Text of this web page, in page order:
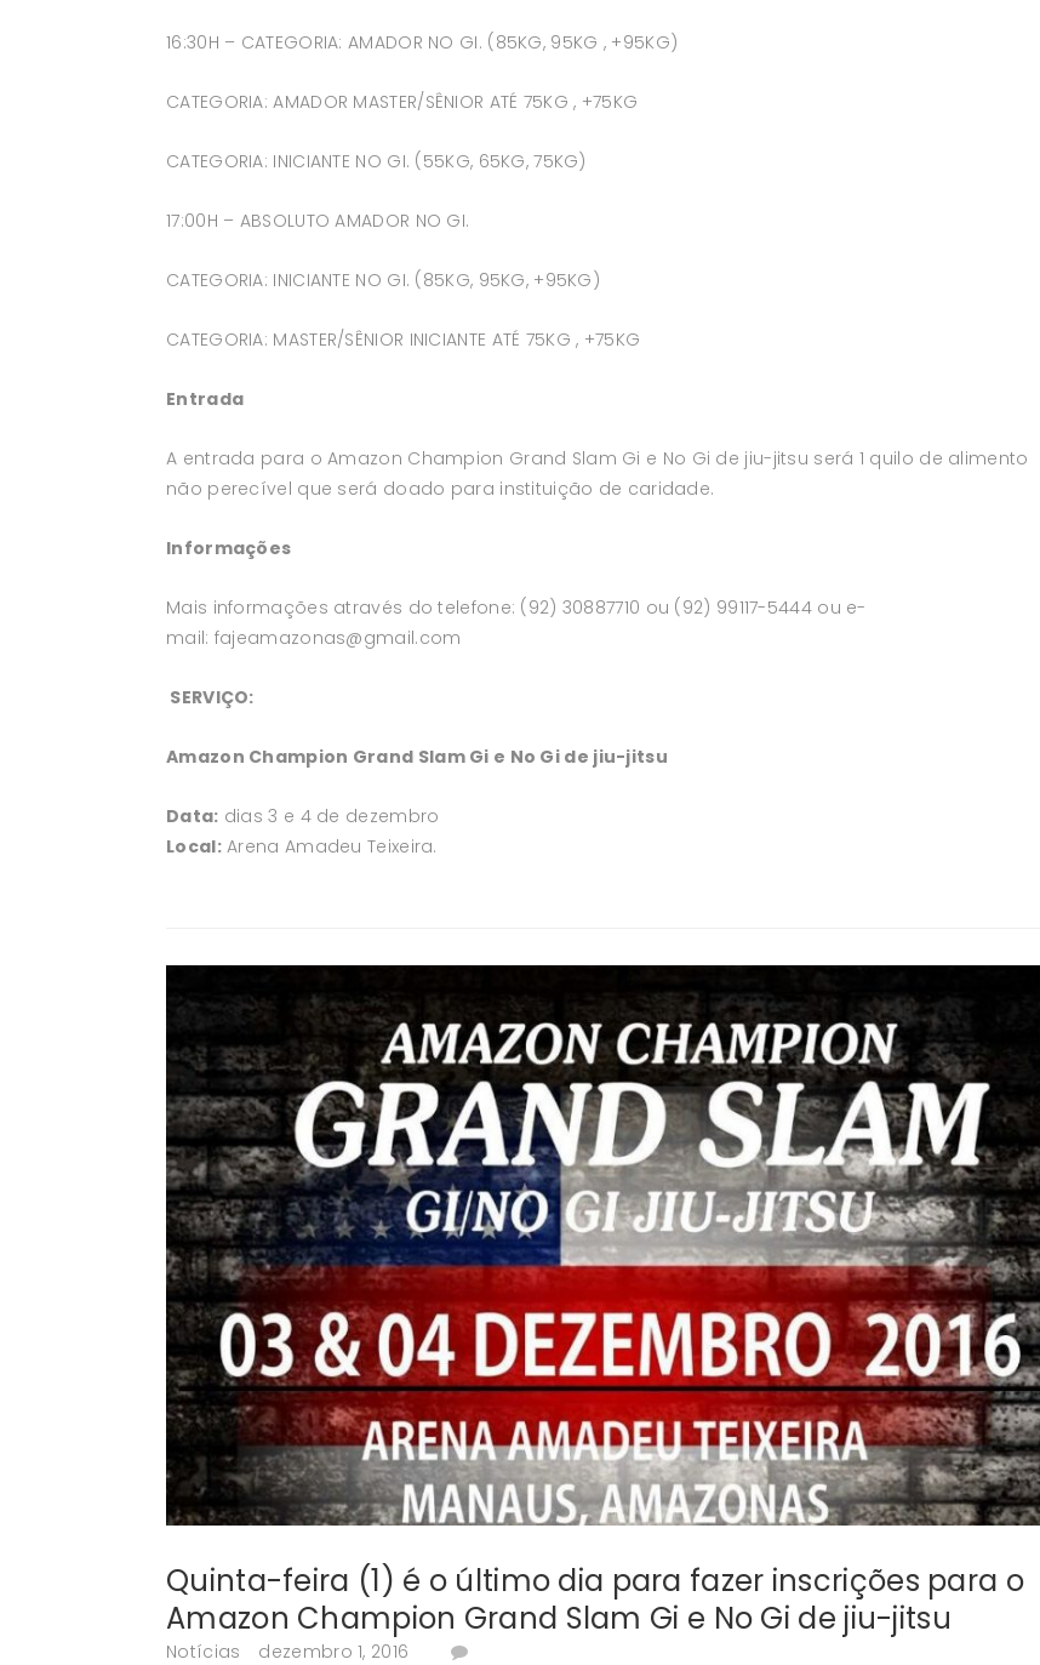
16:30H – CATEGORIA: AMADOR NO GI. (85KG, 95KG , +95KG)
CATEGORIA: AMADOR MASTER/SÊNIOR ATÉ 75KG , +75KG
CATEGORIA: INICIANTE NO GI. (55KG, 65KG, 75KG)
17:00H – ABSOLUTO AMADOR NO GI.
CATEGORIA: INICIANTE NO GI. (85KG, 95KG, +95KG)
CATEGORIA: MASTER/SÊNIOR INICIANTE ATÉ 75KG , +75KG
Entrada
A entrada para o Amazon Champion Grand Slam Gi e No Gi de jiu-jitsu será 1 quilo de alimento
não perecível que será doado para instituição de caridade.
Informações
Mais informações através do telefone: (92) 30887710 ou (92) 99117-5444 ou e-
mail: fajeamazonas@gmail.com
SERVIÇO:
Amazon Champion Grand Slam Gi e No Gi de jiu-jitsu
Data: dias 3 e 4 de dezembro
Local:Arena Amadeu Teixeira.
Quinta-feira (1) é o último dia para fazer inscrições para o
Amazon Champion Grand Slam Gi e No Gi de jiu-jitsu
Notícias dezembro 1, 2016